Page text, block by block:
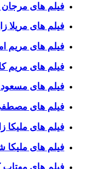
فیلم های
فیلم های مریلا
فیلم های مریم
فیلم های مریم
فیلم های مسعود
فیلم های
فیلم های ملیکا
فیلم های ملیکا
فیلم های مهتاب